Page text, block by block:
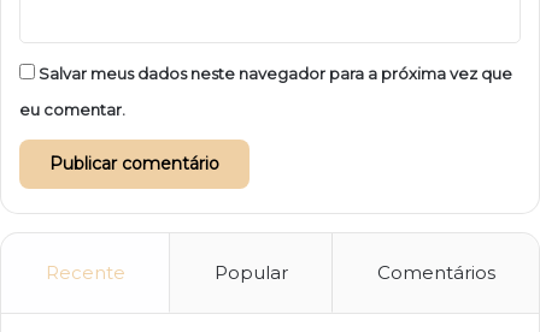
Salvar meus dados neste navegador para a próxima vez que
eu comentar.
Recente Popular Comentários